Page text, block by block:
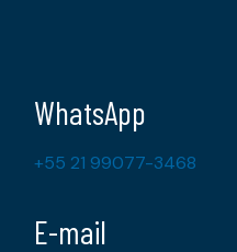
WhatsApp
+55 21 99077-3468
E-mail